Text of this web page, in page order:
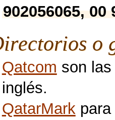
902056065,
o
Qatcom son
inglés.
QatarMarkpara